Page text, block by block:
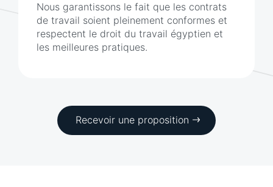
Nous garantissons le fait que les contrats
de travail soient pleinement conformes et
respectent le droit du travail égyptien et
les meilleures pratiques.
Recevoir une proposition